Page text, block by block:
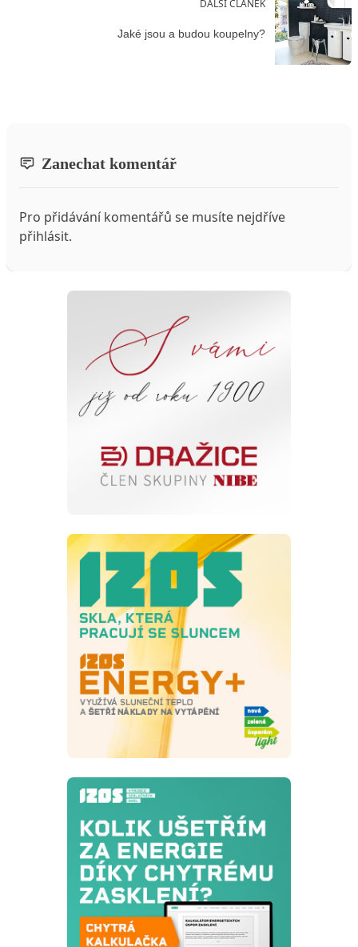
DALŠÍ ČLÁNEK
Jaké jsou a budou koupelny?
Zanechat komentář
Pro přidávání komentářů se musíte nejdříve
přihlásit.